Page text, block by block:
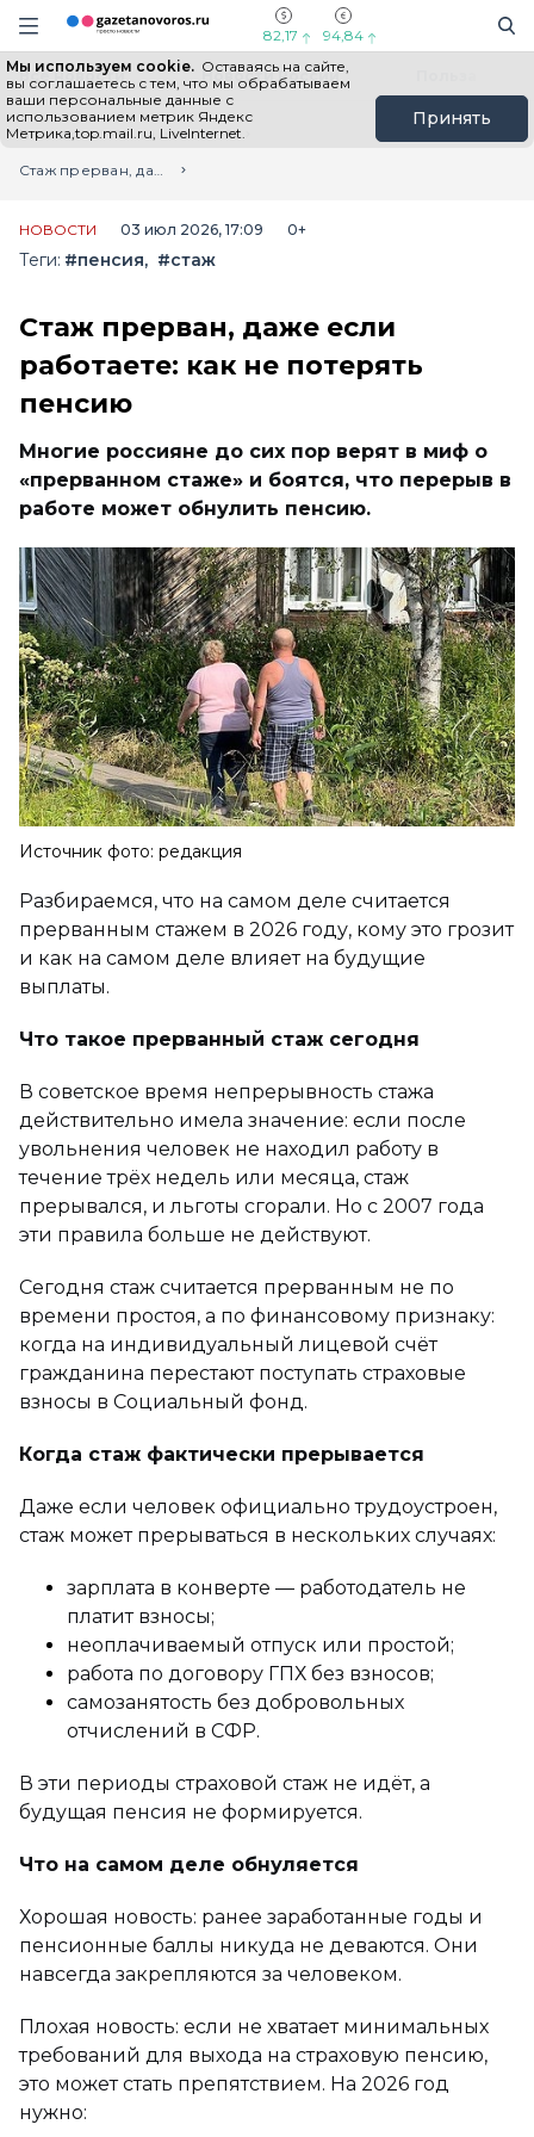
Информационный портал "ГазетаНоворос.ру"
Навигация сайта
82,17 94,84
Мы используем cookie. Оставаясь на сайте,
вы соглашаетесь с тем, что мы обрабатываем
ваши персональные данные с
использованием метрик Яндекс
Метрика,top.mail.ru, LiveInternet.
Принять
Все новости Новости России
Главная
Лента новостей
Стаж прерван, даже если работаете: как не потерять пенсию
НОВОСТИ 03 июл 2026, 17:09 0+
Теги: #пенсия #стаж
Стаж прерван, даже если
работаете: как не потерять
пенсию
Многие россияне до сих пор верят в миф о
«прерванном стаже» и боятся, что перерыв в
работе может обнулить пенсию.
Источник фото: редакция
Разбираемся, что на самом деле считается
прерванным стажем в 2026 году, кому это грозит
и как на самом деле влияет на будущие
выплаты.
Что такое прерванный стаж сегодня
В советское время непрерывность стажа
действительно имела значение: если после
увольнения человек не находил работу в
течение трёх недель или месяца, стаж
прерывался, и льготы сгорали. Но с 2007 года
эти правила больше не действуют.
Сегодня стаж считается прерванным не по
времени простоя, а по финансовому признаку:
когда на индивидуальный лицевой счёт
гражданина перестают поступать страховые
взносы в Социальный фонд.
Когда стаж фактически прерывается
Даже если человек официально трудоустроен,
стаж может прерываться в нескольких случаях:
зарплата в конверте — работодатель не
платит взносы;
неоплачиваемый отпуск или простой;
работа по договору ГПХ без взносов;
самозанятость без добровольных
отчислений в СФР.
В эти периоды страховой стаж не идёт, а
будущая пенсия не формируется.
Что на самом деле обнуляется
Хорошая новость: ранее заработанные годы и
пенсионные баллы никуда не деваются. Они
навсегда закрепляются за человеком.
Плохая новость: если не хватает минимальных
требований для выхода на страховую пенсию,
это может стать препятствием. На 2026 год
нужно: